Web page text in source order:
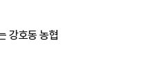
강호동 농협